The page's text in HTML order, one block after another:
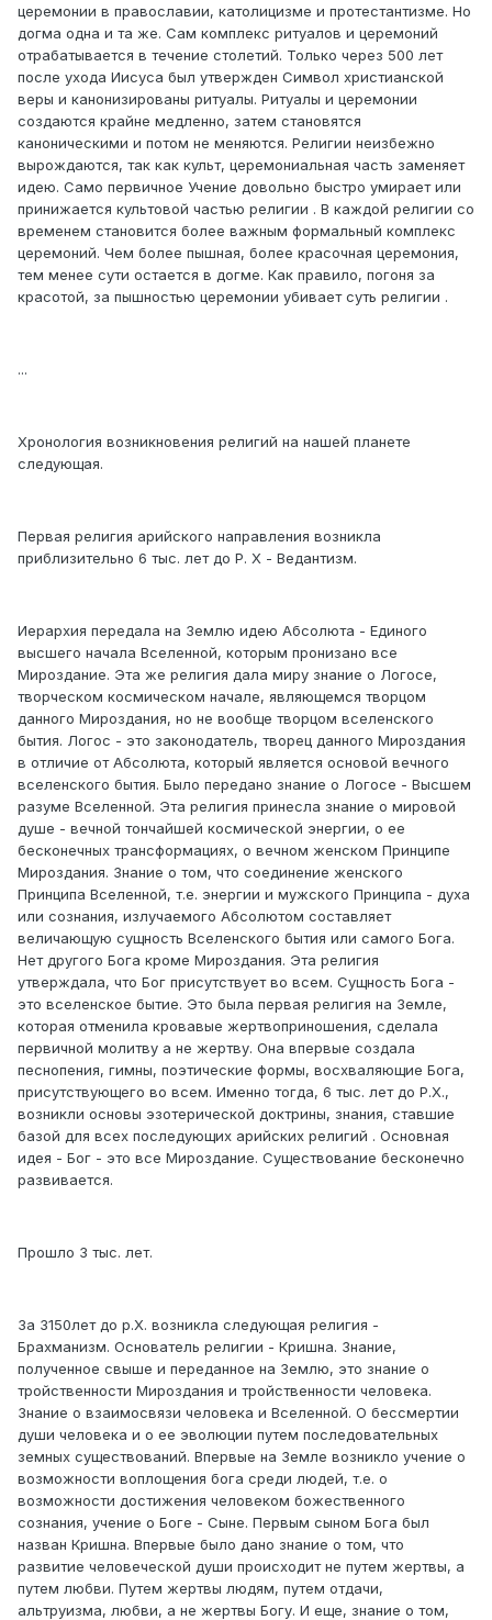
церемонии в православии, католицизме и протестантизме. Но
догма одна и та же. Сам комплекс ритуалов и церемоний
отрабатывается в течение столетий. Только через 500 лет
после ухода Иисуса был утвержден Символ христианской
веры и канонизированы ритуалы. Ритуалы и церемонии
создаются крайне медленно, затем становятся
каноническими и потом не меняются. Религии неизбежно
вырождаются, так как культ, церемониальная часть заменяет
идею. Само первичное Учение довольно быстро умирает или
принижается культовой частью религии . В каждой религии со
временем становится более важным формальный комплекс
церемоний. Чем более пышная, более красочная церемония,
тем менее сути остается в догме. Как правило, погоня за
красотой, за пышностью церемонии убивает суть религии .
...
Хронология возникновения религий на нашей планете
следующая.
Первая религия арийского направления возникла
приблизительно 6 тыс. лет до Р. Х - Ведантизм.
Иерархия передала на Землю идею Абсолюта - Единого
высшего начала Вселенной, которым пронизано все
Мироздание. Эта же религия дала миру знание о Логосе,
творческом космическом начале, являющемся творцом
данного Мироздания, но не вообще творцом вселенского
бытия. Логос - это законодатель, творец данного Мироздания
в отличие от Абсолюта, который является основой вечного
вселенского бытия. Было передано знание о Логосе - Высшем
разуме Вселенной. Эта религия принесла знание о мировой
душе - вечной тончайшей космической энергии, о ее
бесконечных трансформациях, о вечном женском Принципе
Мироздания. Знание о том, что соединение женского
Принципа Вселенной, т.е. энергии и мужского Принципа - духа
или сознания, излучаемого Абсолютом составляет
величающую сущность Вселенского бытия или самого Бога.
Нет другого Бога кроме Мироздания. Эта религия
утверждала, что Бог присутствует во всем. Сущность Бога -
это вселенское бытие. Это была первая религия на Земле,
которая отменила кровавые жертвоприношения, сделала
первичной молитву а не жертву. Она впервые создала
песнопения, гимны, поэтические формы, восхваляющие Бога,
присутствующего во всем. Именно тогда, 6 тыс. лет до Р.Х.,
возникли основы эзотерической доктрины, знания, ставшие
базой для всех последующих арийских религий . Основная
идея - Бог - это все Мироздание. Существование бесконечно
развивается.
Прошло 3 тыс. лет.
За 3150лет до р.Х. возникла следующая религия -
Брахманизм. Основатель религии - Кришна. Знание,
полученное свыше и переданное на Землю, это знание о
тройственности Мироздания и тройственности человека.
Знание о взаимосвязи человека и Вселенной. О бессмертии
души человека и о ее эволюции путем последовательных
земных существований. Впервые на Земле возникло учение о
возможности воплощения бога среди людей, т.е. о
возможности достижения человеком божественного
сознания, учение о Боге - Сыне. Первым сыном Бога был
назван Кришна. Впервые было дано знание о том, что
развитие человеческой души происходит не путем жертвы, а
путем любви. Путем жертвы людям, путем отдачи,
альтруизма, любви, а не жертвы Богу. И еще, знание о том,